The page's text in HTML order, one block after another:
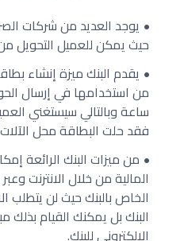
يوجد العديد من شركات
حيث يمكن للعميل التحويل
يقدم البنك ميزة إنشاء
ساعة وبالتالي سيستغني
فقد حلت البطاقة محل
من ميزات البنك الرائعة
المالية من خلال الانترنت
الخاص بالبنك حيث لن يتطلب
البنك بل يمكنك القيام
الالكتروني للبنك.